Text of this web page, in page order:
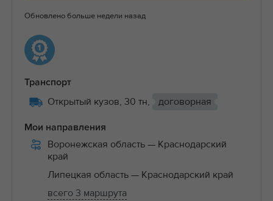
Обновлено больше недели назад
Транспорт
Открытый кузов, 30 тн, договорная
Мои направления
Воронежская область — Краснодарский
край
Липецкая область — Краснодарский край
всего 3 маршрута